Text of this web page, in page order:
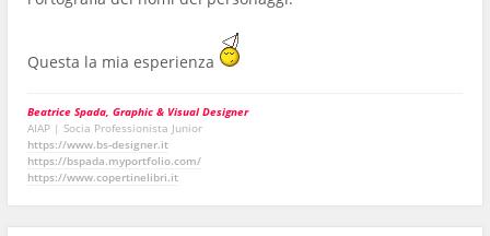
Questa la mia esperienza
Beatrice Spada, Graphic & Visual Designer
AIAP | Socia Professionista Junior
https://www.bs-designer.it
https://bspada.myportfolio.com/
https://www.copertinelibri.it